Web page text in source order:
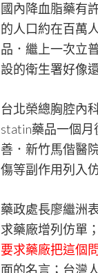
國內降血脂藥有
的人口約在百萬
品．繼上一次立
設的衛生署好像
台北榮總胸腔內
statin藥品一個月
善．新竹馬偕醫
傷等副作用列入
藥政處長廖繼洲
求藥廠增列仿單；
要求藥廠把這個
面的名言；台灣